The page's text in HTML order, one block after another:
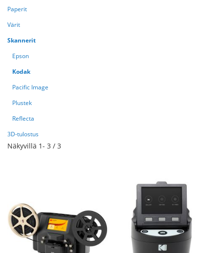
Näkyvillä 1- 3 / 3
Paperit
Värit
Skannerit
Epson
Kodak
Pacific Image
Plustek
Reflecta
3D-tulostus